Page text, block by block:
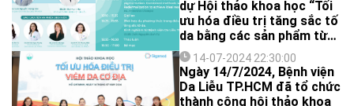
dự Hội thảo khoa học “Tối
ưu hóa điều trị tăng sắc tố
da bằng các sản phẩm từ
acid hyaluronic”.
14-07-2024 22:30:00
Ngày 14/7/2024, Bệnh viện
Da Liễu TP.HCM đã tổ chức
thành công hội thảo khoa